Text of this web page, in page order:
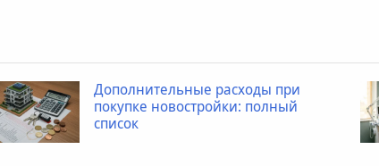
Дополнительные расходы при
покупке новостройки: полный
список